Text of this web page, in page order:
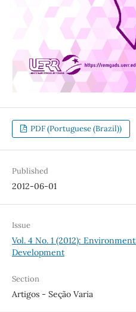
PDF (Portuguese (Brazil))
Published
2012-06-01
Issue
Vol. 4 No. 1 (2012):
Development
Section
Artigos - Seção Varia